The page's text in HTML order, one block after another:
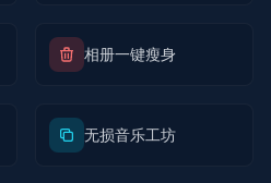
相册一键瘦身
无损音乐工坊